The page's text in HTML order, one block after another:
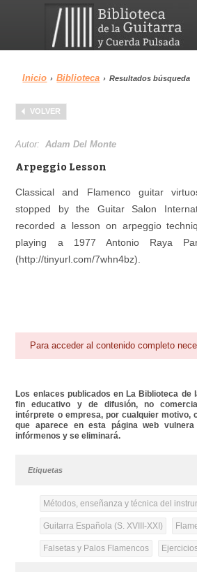
Menu
Biblioteca
Área personal
Inicio › Biblioteca › Resultados búsqueda
VOLVER
Autor:Adam Del Monte
Arpeggio Lesson
Classical and Flamenco guitar
stopped by the Guitar Salon
recorded a lesson on arpeggio
playing a 1977 Antonio Raya
(http://tinyurl.com/7whn4bz).
Para acceder al contenido completo
Los enlaces publicados en La Biblioteca de
fin educativo y de difusión, no
intérprete o empresa, por cualquier motivo,
que aparece en esta página web
infórmenos y se eliminará.
Etiquetas
Métodos, enseñanza y técnica del
Guitarra Española (S. XVIII-XXI)
Falsetas y Palos Flamencos